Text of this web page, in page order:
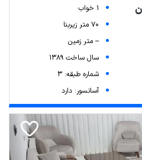
1 خواب
70 متر زیربنا
-- متر زمین
سال ساخت 1389
شماره طبقه: 3
آسانسور: دارد